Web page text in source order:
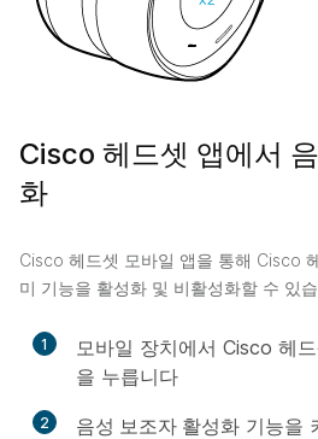
Cisco 헤드셋 앱에서
화
Cisco 헤드셋 모바일 앱을 통해 Cisco
미 기능을 활성화 및 비활성화할 수 있습
1 모바일 장치에서 Cisco 헤
을 누릅니다
2 음성 보조자 활성화 기능을